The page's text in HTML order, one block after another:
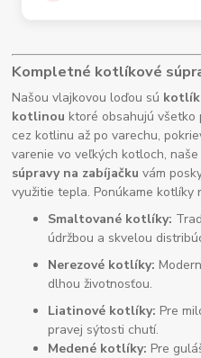
Kompletné kotlíkové
Našou vlajkovou loďou sú
kotlinou ktoré obsahujú všetko
cez kotlinu až po varechu,
varenie vo veľkých kotloch, naše
súpravy na zabíjačku vám
využitie tepla. Ponúkame kotlíky
Smaltované kotlíky:
údržbou a skvelou
Nerezové kotlíky:
dlhou životnosťou.
Liatinové kotlíky: Pre
pravej sýtosti chutí.
Medené kotlíky: Pre